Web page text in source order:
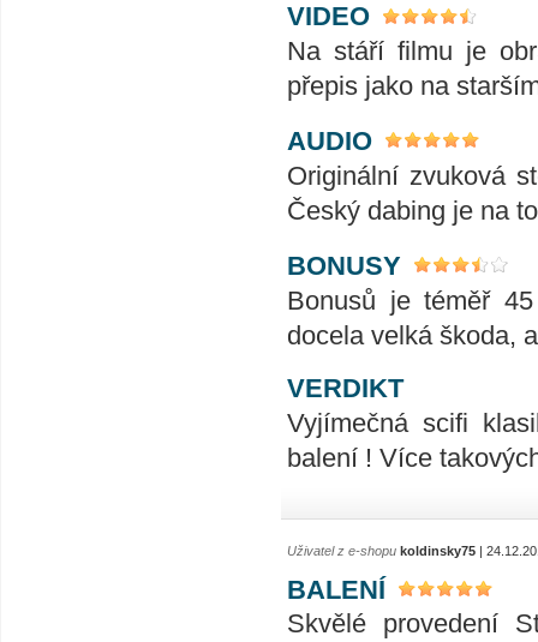
VIDEO
Na stáří filmu je
přepis jako na
AUDIO
Originální zvuková
Český dabing je na
BONUSY
Bonusů je téměř
docela velká škoda,
VERDIKT
Vyjímečná scifi
balení ! Více
Uživatel z e-shopu koldinsky75 |
BALENÍ
Skvělé provedení